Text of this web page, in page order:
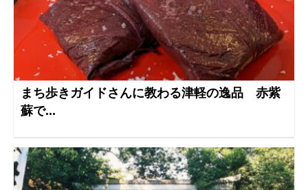
まち歩きガイドさんに教わる津軽の逸品 赤紫
蘇で...